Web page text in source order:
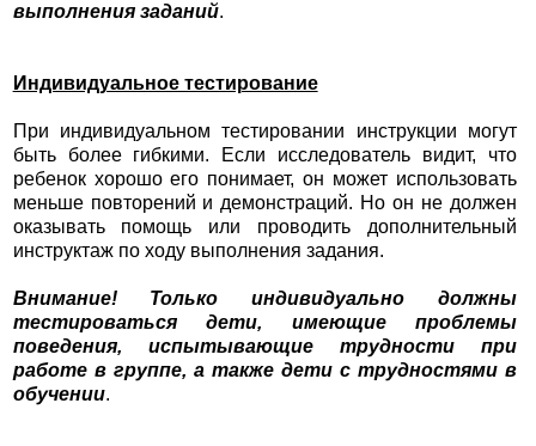
выполнения заданий.
Индивидуальное тестирование
При индивидуальном тестировании инструкции могут
быть более гибкими. Если исследователь видит, что
ребенок хорошо его понимает, он может использовать
меньше повторений и демонстраций. Но он не должен
оказывать помощь или проводить дополнительный
инструктаж по ходу выполнения задания.
Внимание! Только индивидуально должны
тестироваться дети, имеющие проблемы
поведения, испытывающие трудности при
работе в группе, а также дети с трудностями в
обучении.